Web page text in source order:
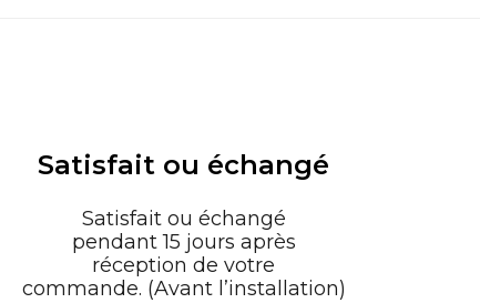
Satisfait ou échangé
Satisfait ou échangé
pendant 15 jours après
réception de votre
commande. (Avant l’installation)